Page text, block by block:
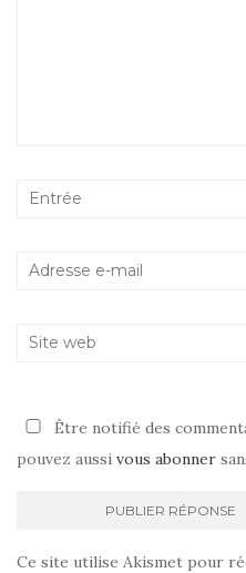
Être notifié des
pouvez aussi vous abonner
Ce site utilise Akismet pour